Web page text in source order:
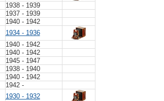
1938 - 1939
1937 - 1939
1940 - 1942
1934 - 1936
1940 - 1942
1940 - 1942
1945 - 1947
1938 - 1940
1940 - 1942
1942 -
1930 - 1932